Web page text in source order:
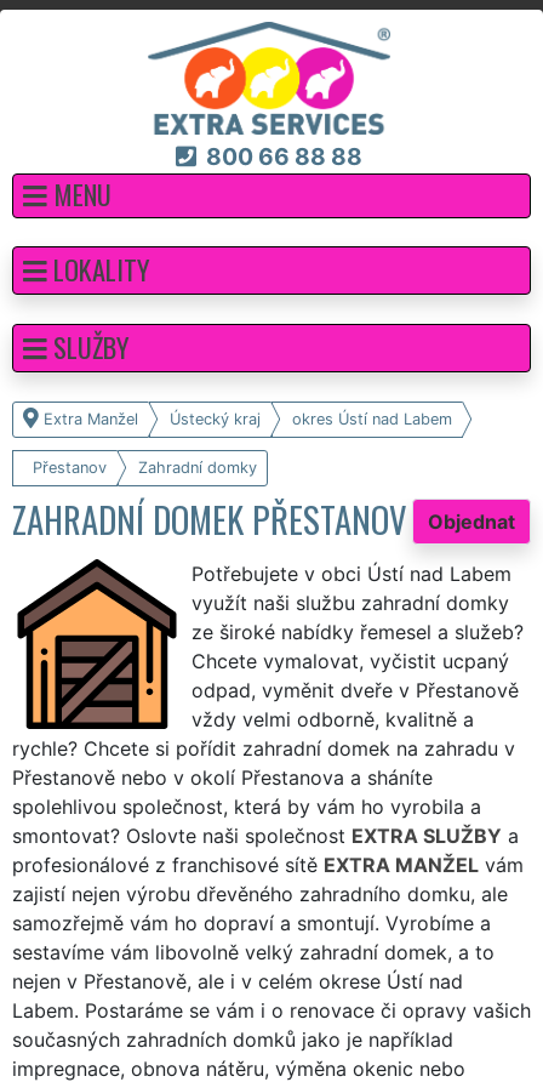
800 66 88 88
MENU
Extra Manžel Ústecký kraj okres Ústí nad Labem
Přestanov Zahradní domky
Objednat
ZAHRADNÍ DOMEK PŘESTANOV
Potřebujete v obci Ústí nad Labem
využít naši službu zahradní domky
ze široké nabídky řemesel a služeb?
Chcete vymalovat, vyčistit ucpaný
odpad, vyměnit dveře v Přestanově
vždy velmi odborně, kvalitně a
rychle? Chcete si pořídit zahradní domek na zahradu v
Přestanově nebo v okolí Přestanova a sháníte
spolehlivou společnost, která by vám ho vyrobila a
smontovat? Oslovte naši společnost EXTRA SLUŽBY a
profesionálové z franchisové sítě EXTRA MANŽEL vám
zajistí nejen výrobu dřevěného zahradního domku, ale
samozřejmě vám ho dopraví a smontují. Vyrobíme a
sestavíme vám libovolně velký zahradní domek, a to
nejen v Přestanově, ale i v celém okrese Ústí nad
Labem. Postaráme se vám i o renovace či opravy vašich
současných zahradních domků jako je například
impregnace, obnova nátěru, výměna okenic nebo
LOKALITY
SLUŽBY